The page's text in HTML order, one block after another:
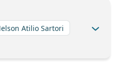
Atilio Sartori